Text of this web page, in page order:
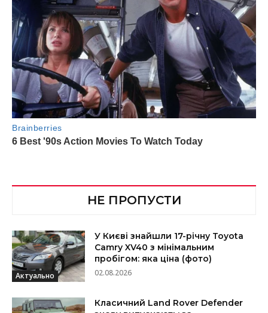
НЕ ПРОПУСТИ
Актуально
У Києві знайшли 17-річну Toyota
Camry XV40 з мінімальним
пробігом: яка ціна (фото)
02.08.2026
Класичний Land Rover Defender